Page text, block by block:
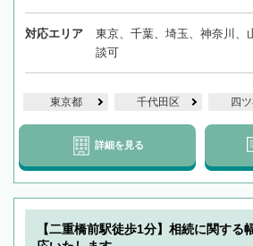
対応エリア
東京、千葉、埼玉、神奈川、
談可
東京都 千代田区 四
詳細を見る
【二重橋前駅徒歩1分】相続に関する